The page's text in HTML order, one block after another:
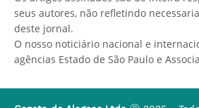
seus autores, não refletindo
deste jornal.
O nosso noticiário nacional e
agências Estado de São Paulo e